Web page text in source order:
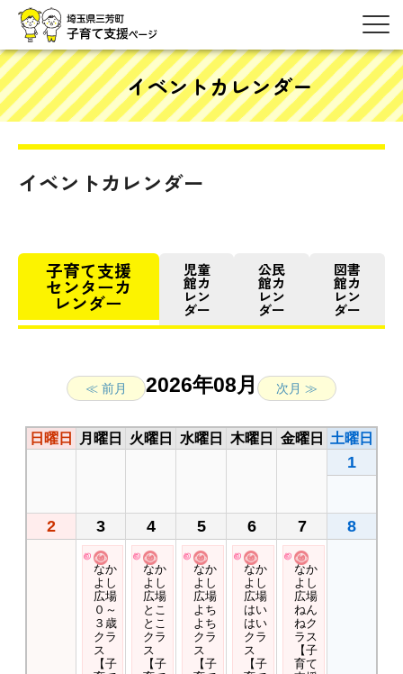
イベントカレンダー
イベントカレンダー
子育て支援
センターカ
レンダー
児童
館カ
レン
ダー
公民
館カ
レン
ダー
図書
館カ
レン
ダー
≪ 前月 次月 ≫
2026年08月